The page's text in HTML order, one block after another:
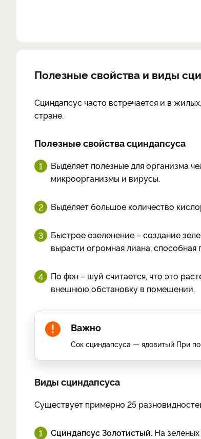
Полезные свойства и виды
Сциндапсус часто встречается и в
стране.
Полезные свойства сциндапсуса
Выделяет полезные для организма
микроорганизмы и вирусы.
Выделяет большое количество
Быстрое озеленение – создание
вырасти огромная лиана, способная
По фен – шуй считается, что это
внешнюю обстановку в помещении.
Важно
Сок сциндапсуса — ядовитый При
Виды сциндапсуса
Существует примерно 25
Сциндапсус Золотистый. На